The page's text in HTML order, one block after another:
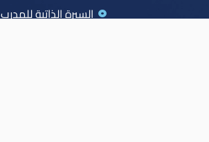
السيرة الذاتية للمدرب